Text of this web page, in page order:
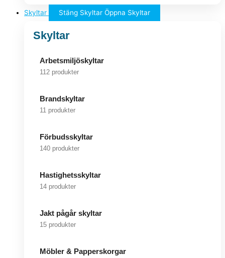
Skyltar Stäng Skyltar Öppna Skyltar
Skyltar
Arbetsmiljöskyltar
112 produkter
Brandskyltar
11 produkter
Förbudsskyltar
140 produkter
Hastighetsskyltar
14 produkter
Jakt pågår skyltar
15 produkter
Möbler & Papperskorgar